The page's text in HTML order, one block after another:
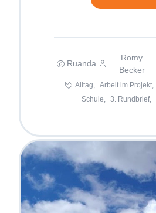
Ruanda
Romy
Becker
Alltag, Arbeit im Projekt,
Schule,
3. Rundbrief,